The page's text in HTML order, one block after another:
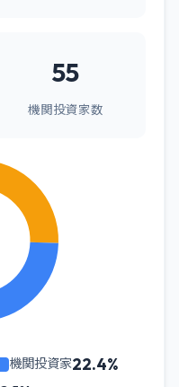
55
機関投資家数
機関投資家22.4%